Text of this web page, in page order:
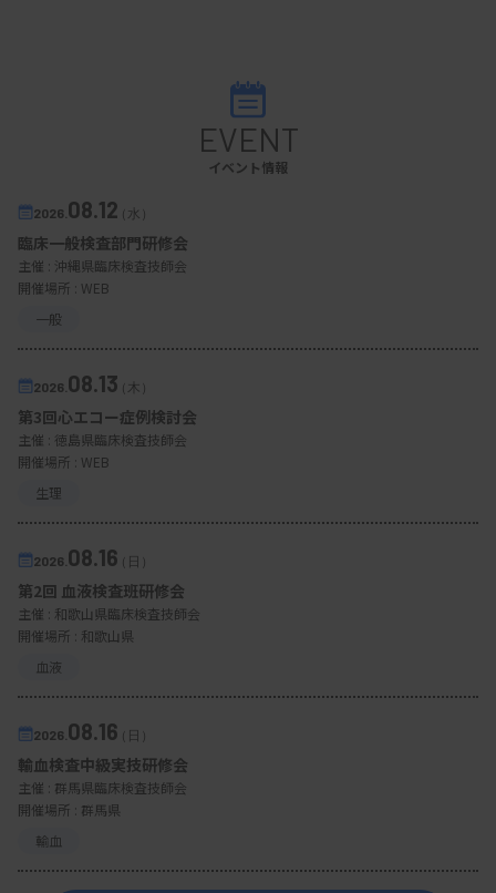
EVENT
イベント情報
2026. 08.12（水）
臨床一般検査部門研修会
主催 : 沖縄県臨床検査技師会
開催場所 : WEB
一般
2026. 08.13（木）
第3回心エコー症例検討会
主催 : 徳島県臨床検査技師会
開催場所 : WEB
生理
2026. 08.16（日）
第2回 血液検査班研修会
主催 : 和歌山県臨床検査技師会
開催場所 : 和歌山県
血液
2026. 08.16（日）
輸血検査中級実技研修会
主催 : 群馬県臨床検査技師会
開催場所 : 群馬県
輸血